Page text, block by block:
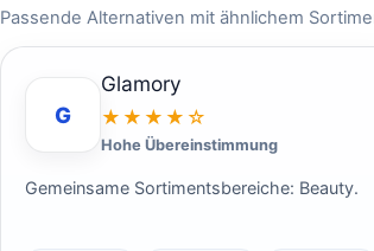
Passende Alternativen mit ähnlichem
G
Glamory
★★★★☆
Hohe Übereinstimmung
Gemeinsame Sortimentsbereiche: Beauty.